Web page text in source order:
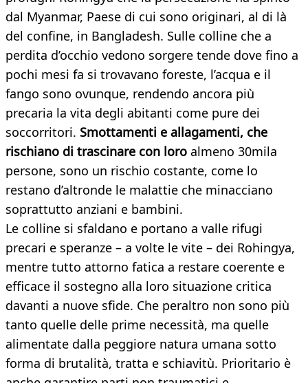
dal Myanmar, Paese di cui sono originari, al di là
del confine, in Bangladesh. Sulle colline che a
perdita d’occhio vedono sorgere tende dove fino a
pochi mesi fa si trovavano foreste, l’acqua e il
fango sono ovunque, rendendo ancora più
precaria la vita degli abitanti come pure dei
soccorritori. Smottamenti e allagamenti, che
rischiano di trascinare con loro almeno 30mila
persone, sono un rischio costante, come lo
restano d’altronde le malattie che minacciano
soprattutto anziani e bambini.
Le colline si sfaldano e portano a valle rifugi
precari e speranze – a volte le vite – dei Rohingya,
mentre tutto attorno fatica a restare coerente e
efficace il sostegno alla loro situazione critica
davanti a nuove sfide. Che peraltro non sono più
tanto quelle delle prime necessità, ma quelle
alimentate dalla peggiore natura umana sotto
forma di brutalità, tratta e schiavitù. Prioritario è